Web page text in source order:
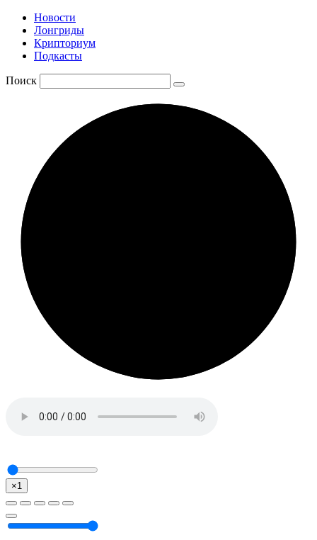
Новости
Лонгриды
Крипториум
Подкасты
Поиск
×1